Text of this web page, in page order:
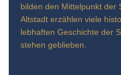
bilden den Mittelpunkt der
Altstadt erzählen viele
lebhaften Geschichte der
stehen geblieben.